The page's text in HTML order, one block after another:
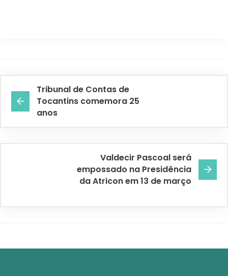
Tribunal de Contas de
Tocantins comemora 25
anos
Valdecir Pascoal será
empossado na Presidência
da Atricon em 13 de março